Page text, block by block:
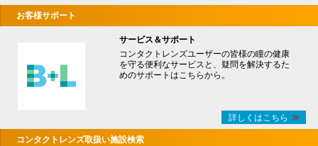
お客様サポート
サービス＆サポート
コンタクトレンズユーザーの皆様の瞳の健康
を守る便利なサービスと、疑問を解決するた
めのサポートはこちらから。
詳しくはこちら
コンタクトレンズ取扱い施設検索